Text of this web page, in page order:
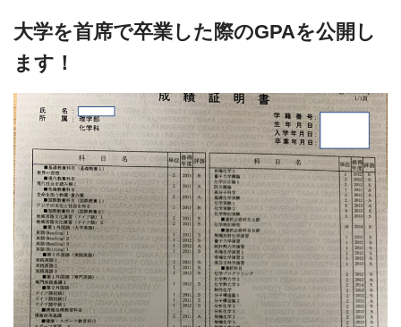
大学を首席で卒業した際のGPAを公開し
ます！